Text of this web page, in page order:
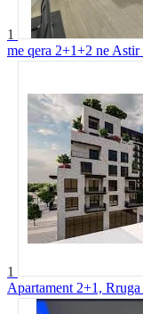
1
me qera 2+1+2 ne
1
Apartament 2+1,